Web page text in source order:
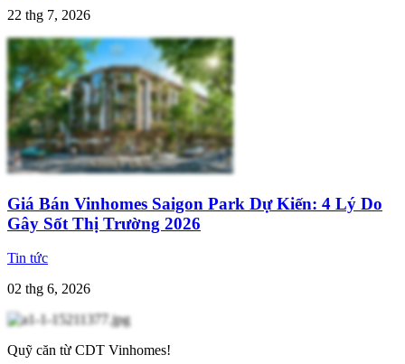
22 thg 7, 2026
Giá Bán Vinhomes Saigon Park Dự Kiến: 4 Lý Do
Gây Sốt Thị Trường 2026
Tin tức
02 thg 6, 2026
Quỹ căn từ CDT Vinhomes!